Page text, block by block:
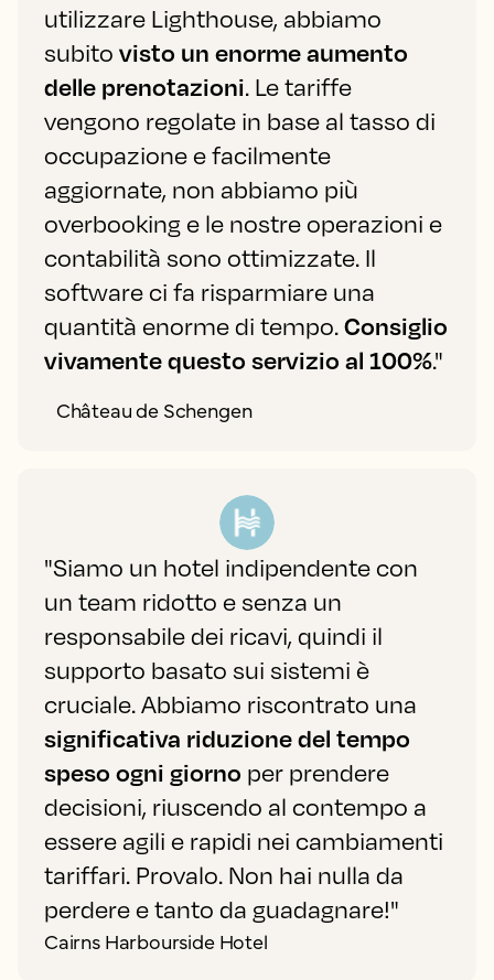
utilizzare Lighthouse, abbiamo
subito visto un enorme aumento
delle prenotazioni. Le tariffe
vengono regolate in base al tasso di
occupazione e facilmente
aggiornate, non abbiamo più
overbooking e le nostre operazioni e
contabilità sono ottimizzate. Il
software ci fa risparmiare una
quantità enorme di tempo.Consiglio
vivamente questo servizio al 100%."
Château de Schengen
"Siamo un hotel indipendente con
un team ridotto e senza un
responsabile dei ricavi, quindi il
supporto basato sui sistemi è
cruciale. Abbiamo riscontrato una
significativa riduzione del tempo
speso ogni giorno per prendere
decisioni, riuscendo al contempo a
essere agili e rapidi nei cambiamenti
tariffari. Provalo. Non hai nulla da
perdere e tanto da guadagnare!"
Cairns Harbourside Hotel